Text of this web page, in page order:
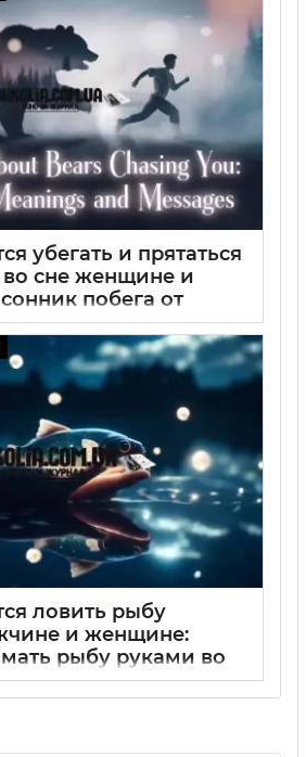
убегать и прятаться
во сне женщине и
побега от
ловить рыбу
и женщине:
рыбу руками во